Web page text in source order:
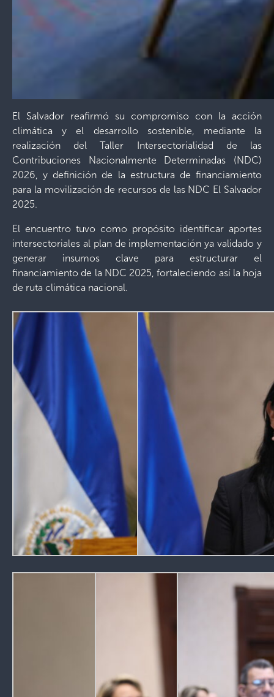
El Salvador reafirmó su compromiso con la acción
climática y el desarrollo sostenible, mediante la
realización del Taller Intersectorialidad de las
Contribuciones Nacionalmente Determinadas (NDC)
2026, y definición de la estructura de financiamiento
para la movilización de recursos de las NDC El Salvador
2025.
El encuentro tuvo como propósito identificar aportes
intersectoriales al plan de implementación ya validado y
generar insumos clave para estructurar el
financiamiento de la NDC 2025, fortaleciendo así la hoja
de ruta climática nacional.